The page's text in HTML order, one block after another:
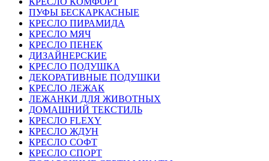
ПУФЫ БЕСКАРКАСНЫЕ
КРЕСЛО ПИРАМИДА
КРЕСЛО МЯЧ
КРЕСЛО ПЕНЕК
ДИЗАЙНЕРСКИЕ
КРЕСЛО ПОДУШКА
ДЕКОРАТИВНЫЕ ПОДУШКИ
КРЕСЛО ЛЕЖАК
ЛЕЖАНКИ ДЛЯ ЖИВОТНЫХ
ДОМАШНИЙ ТЕКСТИЛЬ
КРЕСЛО FLEXY
КРЕСЛО ЖДУН
КРЕСЛО СОФТ
КРЕСЛО СПОРТ